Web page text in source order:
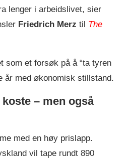
lenger i arbeidslivet, sier
Friedrich Merz til The
som et forsøk på å “ta tyren
år med økonomisk stillstand.
– men også
med en høy prislapp.
vil tape rundt 890